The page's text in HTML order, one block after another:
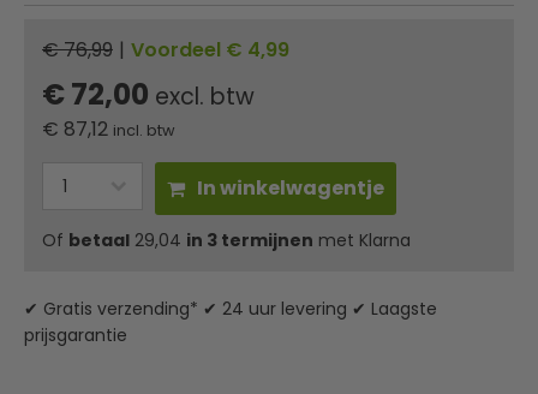
€ 76,99 | Voordeel € 4,99
€ 72,00 excl. btw
€ 87,12 incl. btw
In winkelwagentje
Of betaal 29,04 in 3 termijnen met Klarna
✔ Gratis verzending* ✔ 24 uur levering ✔ Laagste
prijsgarantie